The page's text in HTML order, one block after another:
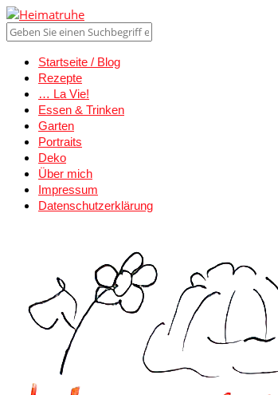
Startseite / Blog
Rezepte
… La Vie!
Essen & Trinken
Garten
Portraits
Deko
Über mich
Impressum
Datenschutzerklärung